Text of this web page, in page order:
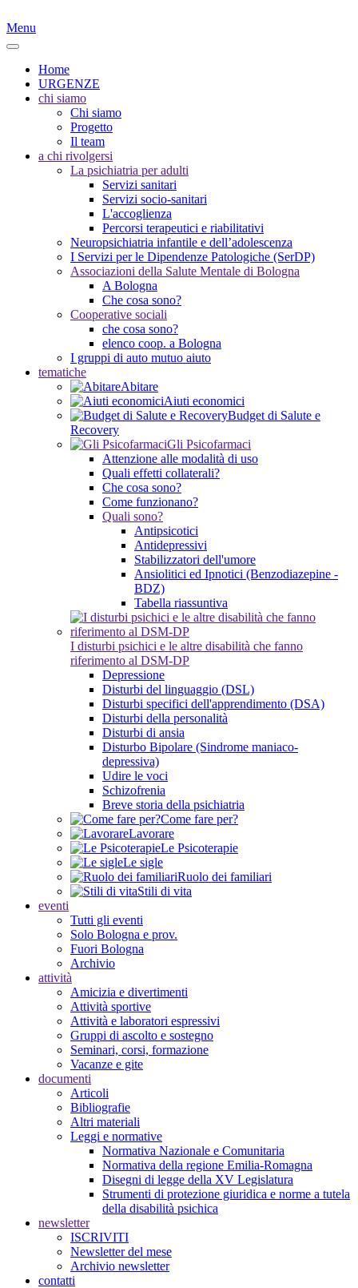
Menu
Home
URGENZE
chi siamo
Chi siamo
Progetto
Il team
a chi rivolgersi
La psichiatria per adulti
Servizi sanitari
Servizi socio-sanitari
L'accoglienza
Percorsi terapeutici e riabilitativi
Neuropsichiatria infantile e dell’adolescenza
I Servizi per le Dipendenze Patologiche (SerDP)
Associazioni della Salute Mentale di Bologna
A Bologna
Che cosa sono?
Cooperative sociali
che cosa sono?
elenco coop. a Bologna
I gruppi di auto mutuo aiuto
tematiche
Abitare
Aiuti economici
Budget di Salute e
Recovery
Gli Psicofarmaci
Attenzione alle modalità di uso
Quali effetti collaterali?
Che cosa sono?
Come funzionano?
Quali sono?
Antipsicotici
Antidepressivi
Stabilizzatori dell'umore
Ansiolitici ed Ipnotici (Benzodiazepine -
BDZ)
Tabella riassuntiva
I disturbi psichici e le altre disabilità che fanno
riferimento al DSM-DP
Depressione
Disturbi del linguaggio (DSL)
Disturbi specifici dell'apprendimento (DSA)
Disturbi della personalità
Disturbi di ansia
Disturbo Bipolare (Sindrome maniaco-
depressiva)
Udire le voci
Schizofrenia
Breve storia della psichiatria
Come fare per?
Lavorare
Le Psicoterapie
Le sigle
Ruolo dei familiari
Stili di vita
eventi
Tutti gli eventi
Solo Bologna e prov.
Fuori Bologna
Archivio
attività
Amicizia e divertimenti
Attività sportive
Attività e laboratori espressivi
Gruppi di ascolto e sostegno
Seminari, corsi, formazione
Vacanze e gite
documenti
Articoli
Bibliografie
Altri materiali
Leggi e normative
Normativa Nazionale e Comunitaria
Normativa della regione Emilia-Romagna
Disegni di legge della XV Legislatura
Strumenti di protezione giuridica e norme a tutela
della disabilità psichica
newsletter
ISCRIVITI
Newsletter del mese
Archivio newsletter
contatti